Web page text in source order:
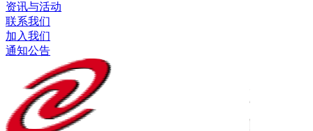
资讯与活动
联系我们
加入我们
通知公告